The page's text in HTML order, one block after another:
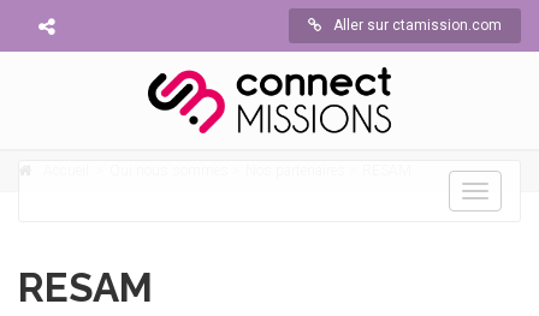
Aller sur ctamission.com
Toggle
RESAM